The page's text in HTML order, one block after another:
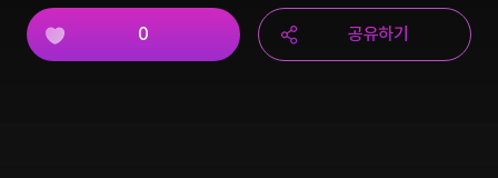
0 공유하기